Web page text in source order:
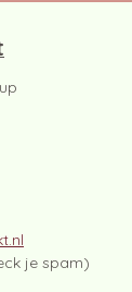
je spam)